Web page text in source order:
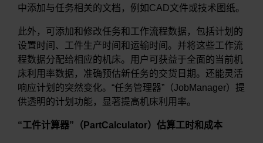
中添加与任务相关的文档，例如CAD文件或技术图纸。
此外，可添加和修改任务和工作流程数据，包括计划的
设置时间、工件生产时间和运输时间。并将这些工作流
程数据分配给相应的机床。用户可获益于全面的当前机
床利用率数据，准确预估新任务的交货日期。还能灵活
响应计划的突然变化。“任务管理器”（JobManager）提
供透明的计划功能，显著提高机床利用率。
“工件计算器”（PartCalculator）估算工时和成本